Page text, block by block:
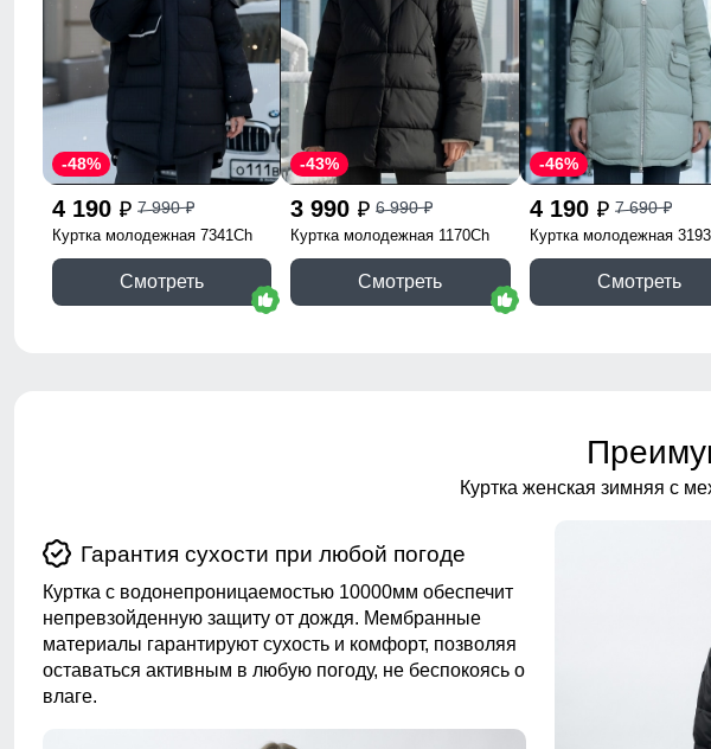
4 190 p 7 990p
-48%
Куртка молодежная 7341Ch
Смотреть
3 990 p 6 990p
-43%
Куртка молодежная 1170Ch
Смотреть
4 190 p 7 690p
-46%
Куртка молодежная
Смотреть
Куртка женская зимняя с
Гарантия сухости при любой погоде
Куртка с водонепроницаемостью 10000мм обеспечит
непревзойденную защиту от дождя. Мембранные
материалы гарантируют сухость и комфорт, позволяя
оставаться активным в любую погоду, не беспокоясь о
влаге.